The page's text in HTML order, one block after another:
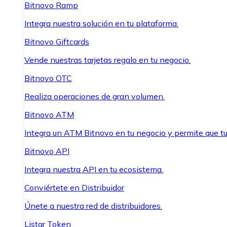
Bitnovo Ramp
Integra nuestra solución en tu plataforma.
Bitnovo Giftcards
Vende nuestras tarjetas regalo en tu negocio.
Bitnovo OTC
Realiza operaciones de gran volumen.
Bitnovo ATM
Integra un ATM Bitnovo en tu negocio y permite que
Bitnovo API
Integra nuestra API en tu ecosistema.
Conviértete en Distribuidor
Únete a nuestra red de distribuidores.
Listar Token